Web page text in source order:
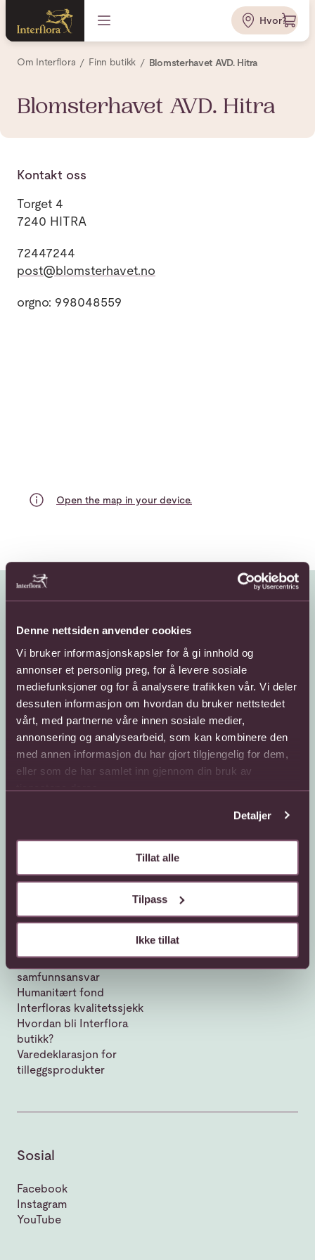
Denne nettsiden anvender cookies
Vi bruker informasjonskapsler for å gi innhold og
annonser et personlig preg, for å levere sosiale
mediefunksjoner og for å analysere trafikken vår. Vi deler
dessuten informasjon om hvordan du bruker nettstedet
vårt, med partnerne våre innen sosiale medier,
annonsering og analysearbeid, som kan kombinere den
med annen informasjon du har gjort tilgjengelig for dem,
eller som de har samlet inn gjennom din bruk av
tjenestene deres.
Detaljer
Tillat alle
Tilpass
Ikke tillat
Hvor?
Om Interflora Finn butikk Blomsterhavet AVD. Hitra
Blomsterhavet AVD. Hitra
Kontakt oss
Torget 4
7240 HITRA
72447244
post@blomsterhavet.no
orgno: 998048559
Open the map in your device.
Kundeservice
66 85 75 50
Mandag - fredag
08:00 - 18:00
Finn butikk
Sende blomster
800 40 400
Mandag - fredag
08:00 - 18:00
Sende blomster til
Bærekraft og
samfunnsansvar
Humanitært fond
Interfloras kvalitetssjekk
Hvordan bli Interflora
butikk?
Varedeklarasjon for
tilleggsprodukter
Sosial
Facebook
Instagram
YouTube